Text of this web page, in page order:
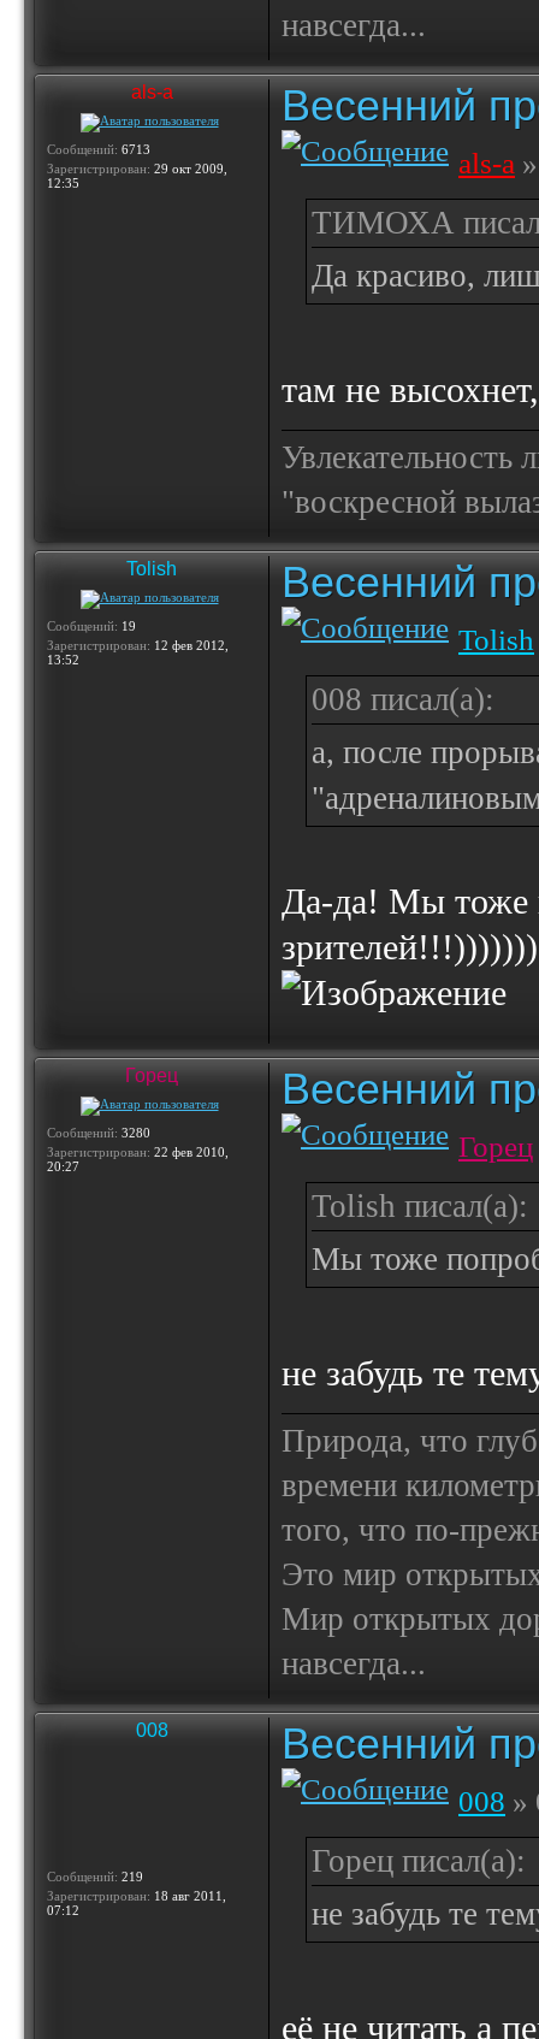
навсегда...
als-a
Сообщений: 6713
Зарегистрирован: 29 окт 2009,
12:35
Весенний
als-a
ТИМОХА
Да красиво,
там не
Увлекательность
"воскресной
Tolish
Сообщений: 19
Зарегистрирован: 12 фев 2012,
13:52
Весенний
Tolish
008 писал(а):
a, после
Да-да! Мы тоже
Горец
Сообщений: 3280
Зарегистрирован: 22 фев 2010,
20:27
Весенний
Горец
Tolish писал(а):
Мы тоже
не забудь те
Природа, что
времени
того, что по-
Это мир
Мир открытых
навсегда...
008
Сообщений: 219
Зарегистрирован: 18 авг 2011,
07:12
Весенний
008 »
Горец писал(а):
не забудь те
её не читать а